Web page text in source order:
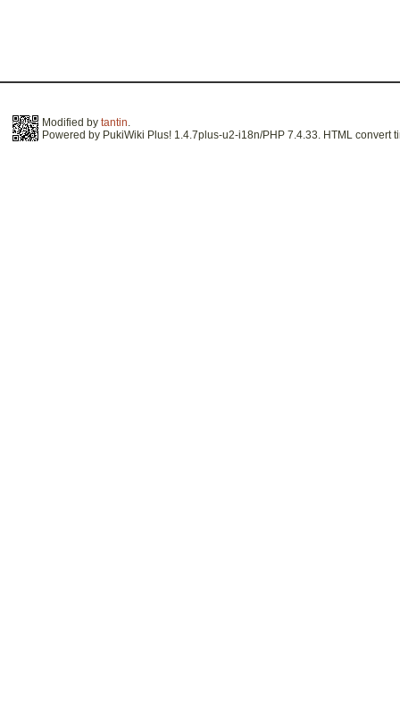
Modified by tantin.
Powered by PukiWiki Plus! 1.4.7plus-u2-i18n/PHP 7.4.33. HTML convert